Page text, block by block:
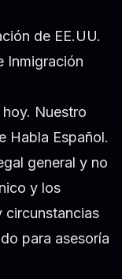
de EE.UU.
Inmigración
Nuestro
Habla Español.
general y no
y los
circunstancias
para asesoría